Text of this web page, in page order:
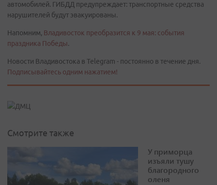
автомобилей. ГИБДД предупреждает: транспортные средства
нарушителей будут эвакуированы.
Напомним, Владивосток преобразится к 9 мая: события
праздника Победы.
Новости Владивостока в Telegram - постоянно в течение дня.
Подписывайтесь одним нажатием!
Смотрите также
У приморца
изъяли тушу
благородного
оленя